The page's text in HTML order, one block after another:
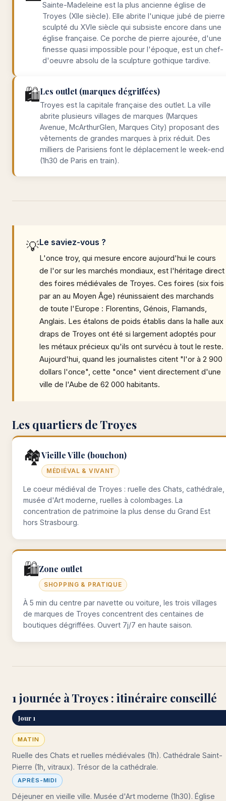
Sainte-Madeleine est la plus ancienne église de
Troyes (XIIe siècle). Elle abrite l'unique jubé de pierre
sculpté du XVIe siècle qui subsiste encore dans une
église française. Ce porche de pierre ajourée, d'une
finesse quasi impossible pour l'époque, est un chef-
d'oeuvre absolu de la sculpture gothique tardive.
🛍️Les outlet (marques dégriffées)
Troyes est la capitale française des outlet. La ville
abrite plusieurs villages de marques (Marques
Avenue, McArthurGlen, Marques City) proposant des
vêtements de grandes marques à prix réduit. Des
milliers de Parisiens font le déplacement le week-end
(1h30 de Paris en train).
💡Le saviez-vous ?
L'once troy, qui mesure encore aujourd'hui le cours
de l'or sur les marchés mondiaux, est l'héritage direct
des foires médiévales de Troyes. Ces foires (six fois
par an au Moyen Âge) réunissaient des marchands
de toute l'Europe : Florentins, Génois, Flamands,
Anglais. Les étalons de poids établis dans la halle aux
draps de Troyes ont été si largement adoptés pour
les métaux précieux qu'ils ont survécu à tout le reste.
Aujourd'hui, quand les journalistes citent "l'or à 2 900
dollars l'once", cette "once" vient directement d'une
ville de l'Aube de 62 000 habitants.
Les quartiers de Troyes
🏘️Vieille Ville (bouchon)
MÉDIÉVAL & VIVANT
Le coeur médiéval de Troyes : ruelle des Chats, cathédrale,
musée d'Art moderne, ruelles à colombages. La
concentration de patrimoine la plus dense du Grand Est
hors Strasbourg.
🛍️Zone outlet
SHOPPING & PRATIQUE
À 5 min du centre par navette ou voiture, les trois villages
de marques de Troyes concentrent des centaines de
boutiques dégriffées. Ouvert 7j/7 en haute saison.
1 journée à Troyes : itinéraire conseillé
Jour 1
MATIN
Ruelle des Chats et ruelles médiévales (1h). Cathédrale Saint-
Pierre (1h, vitraux). Trésor de la cathédrale.
APRÈS-MIDI
Déjeuner en vieille ville. Musée d'Art moderne (1h30). Église